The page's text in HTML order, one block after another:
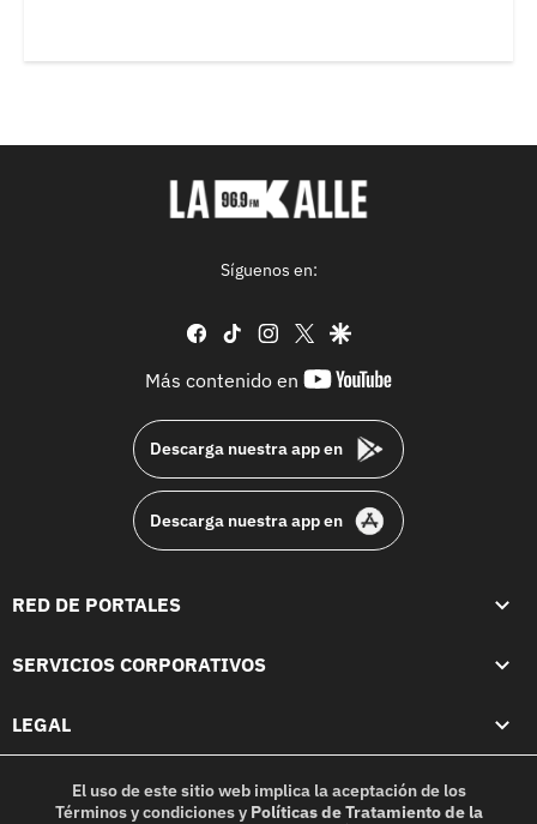
Síguenos en:
facebook
tiktok instagram
twittergoogle
Más contenido en
youtube-
Descarga nuestra app en
Descarga nuestra app en
RED DE PORTALES
SERVICIOS CORPORATIVOS
LEGAL
El uso de este sitio web implica la aceptación de los
Términos y condicionesy Políticas de Tratamiento de la